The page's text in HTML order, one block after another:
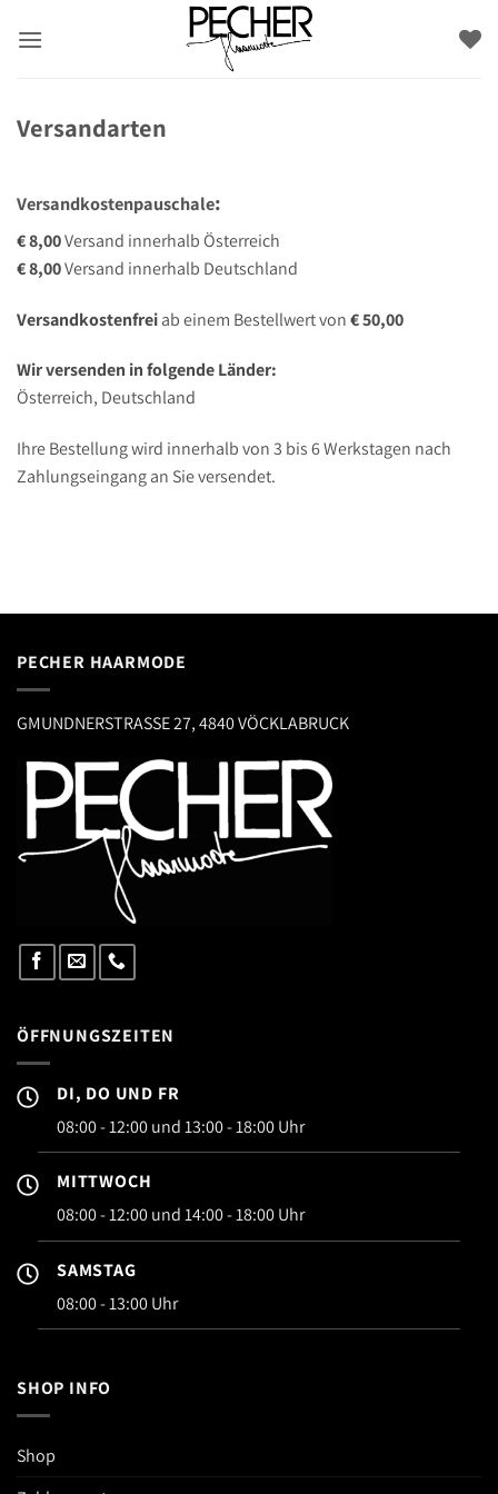
Inhalt
Versandarten
Versandkostenpauschale:
€ 8,00Versand innerhalb Österreich
€ 8,00Versand innerhalb Deutschland
Versandkostenfreiab einem Bestellwert von€ 50,00
Wir versenden in folgende Länder:
Österreich, Deutschland
Ihre Bestellung wird innerhalb von 3 bis 6 Werkstagen nach
Zahlungseingang an Sie versendet.
PECHER HAARMODE
GMUNDNERSTRASSE 27, 4840 VÖCKLABRUCK
ÖFFNUNGSZEITEN
DI, DO UND FR
08:00 - 12:00 und 13:00 - 18:00 Uhr
MITTWOCH
08:00 - 12:00 und 14:00 - 18:00 Uhr
SAMSTAG
08:00 - 13:00 Uhr
SHOP INFO
Shop